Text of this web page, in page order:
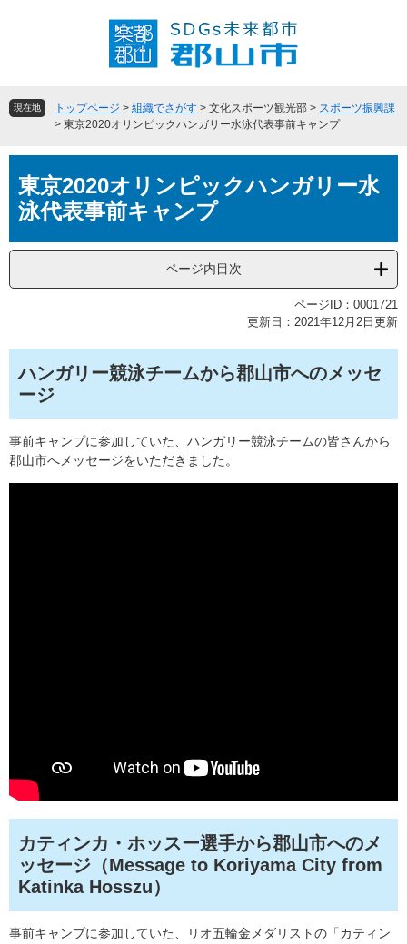
頭
飛現在地 トップページ > 組織でさがす > 文化スポーツ観光部 > スポーツ振興課
> 東京2020オリンピックハンガリー水泳代表事前キャンプ
文東京2020オリンピックハンガリー水
泳代表事前キャンプ
ページ内目次
ページID：0001721
更新日：2021年12月2日更新
ハンガリー競泳チームから郡山市へのメッセ
ージ
事前キャンプに参加していた、ハンガリー競泳チームの皆さんから
郡山市へメッセージをいただきました。
カティンカ・ホッスー選手から郡山市へのメ
ッセージ（Message to Koriyama City from
Katinka Hosszu）
事前キャンプに参加していた、リオ五輪金メダリストの「カティン